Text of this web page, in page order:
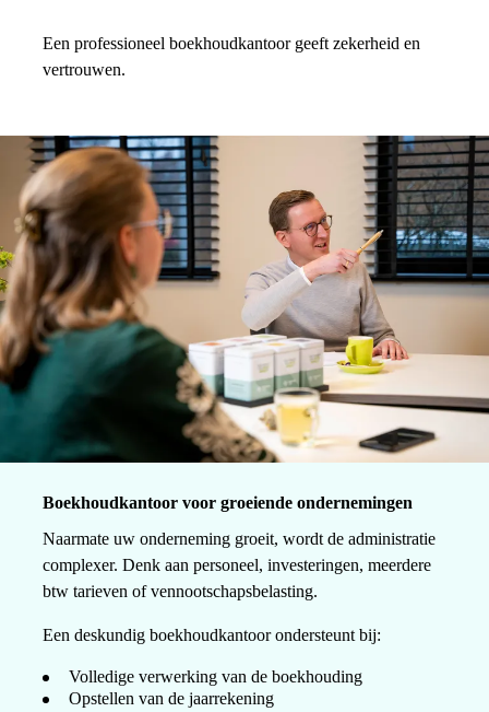
Een professioneel boekhoudkantoor geeft zekerheid en
vertrouwen.
Boekhoudkantoor voor groeiende ondernemingen
Naarmate uw onderneming groeit, wordt de administratie
complexer. Denk aan personeel, investeringen, meerdere
btw tarieven of vennootschapsbelasting.
Een deskundig boekhoudkantoor ondersteunt bij:
Volledige verwerking van de boekhouding
Opstellen van de jaarrekening